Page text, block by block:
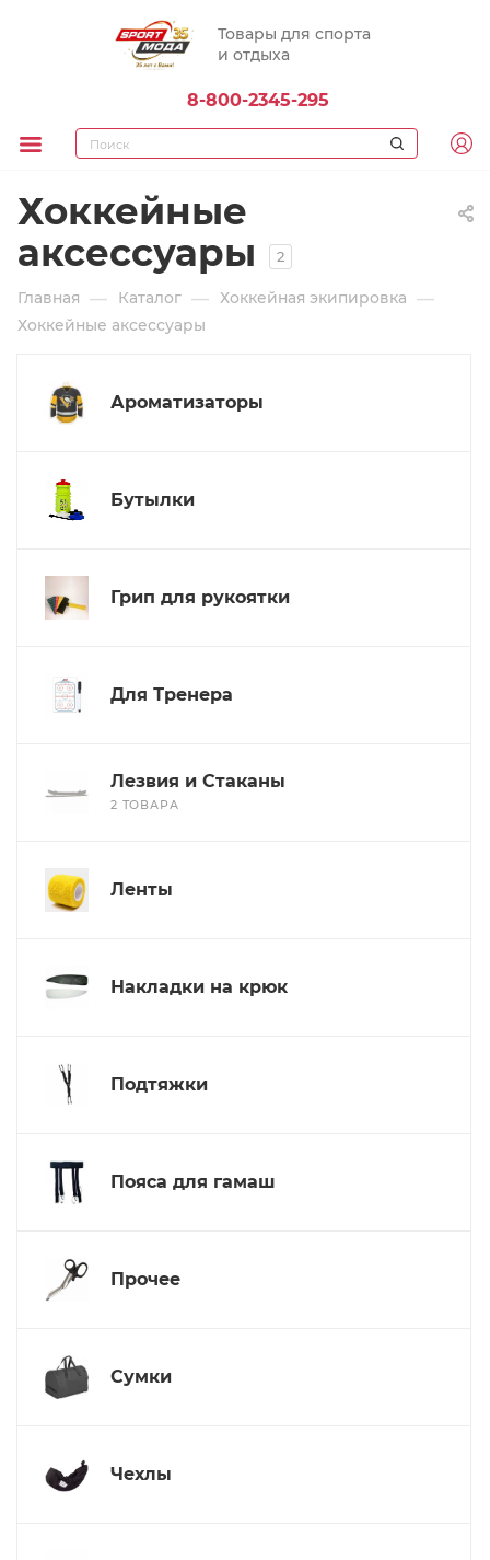
Товары для спорта
и отдыха
8-800-2345-295
Хоккейные
аксессуары
2
Главная — Каталог — Хоккейная экипировка —
Хоккейные аксессуары
Ароматизаторы
Бутылки
Грип для рукоятки
Для Тренера
Лезвия и Стаканы
2 ТОВАРА
Ленты
Накладки на крюк
Подтяжки
Пояса для гамаш
Прочее
Сумки
Чехлы